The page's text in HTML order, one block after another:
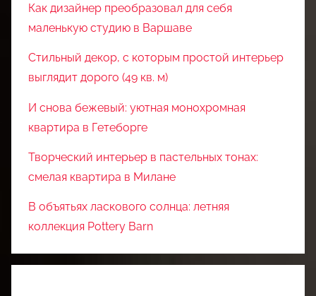
Как дизайнер преобразовал для себя
маленькую студию в Варшаве
Стильный декор, с которым простой интерьер
выглядит дорого (49 кв. м)
И снова бежевый: уютная монохромная
квартира в Гетеборге
Творческий интерьер в пастельных тонах:
смелая квартира в Милане
В объятьях ласкового солнца: летняя
коллекция Pottery Barn